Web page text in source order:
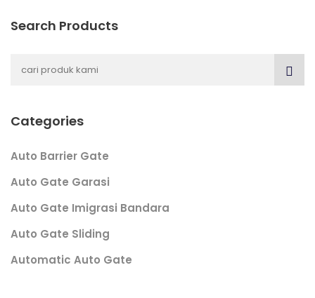
Search Products
Categories
Auto Barrier Gate
Auto Gate Garasi
Auto Gate Imigrasi Bandara
Auto Gate Sliding
Automatic Auto Gate